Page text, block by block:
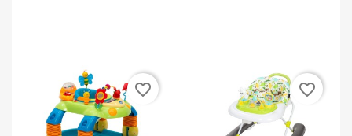
favorite_border favorite_border